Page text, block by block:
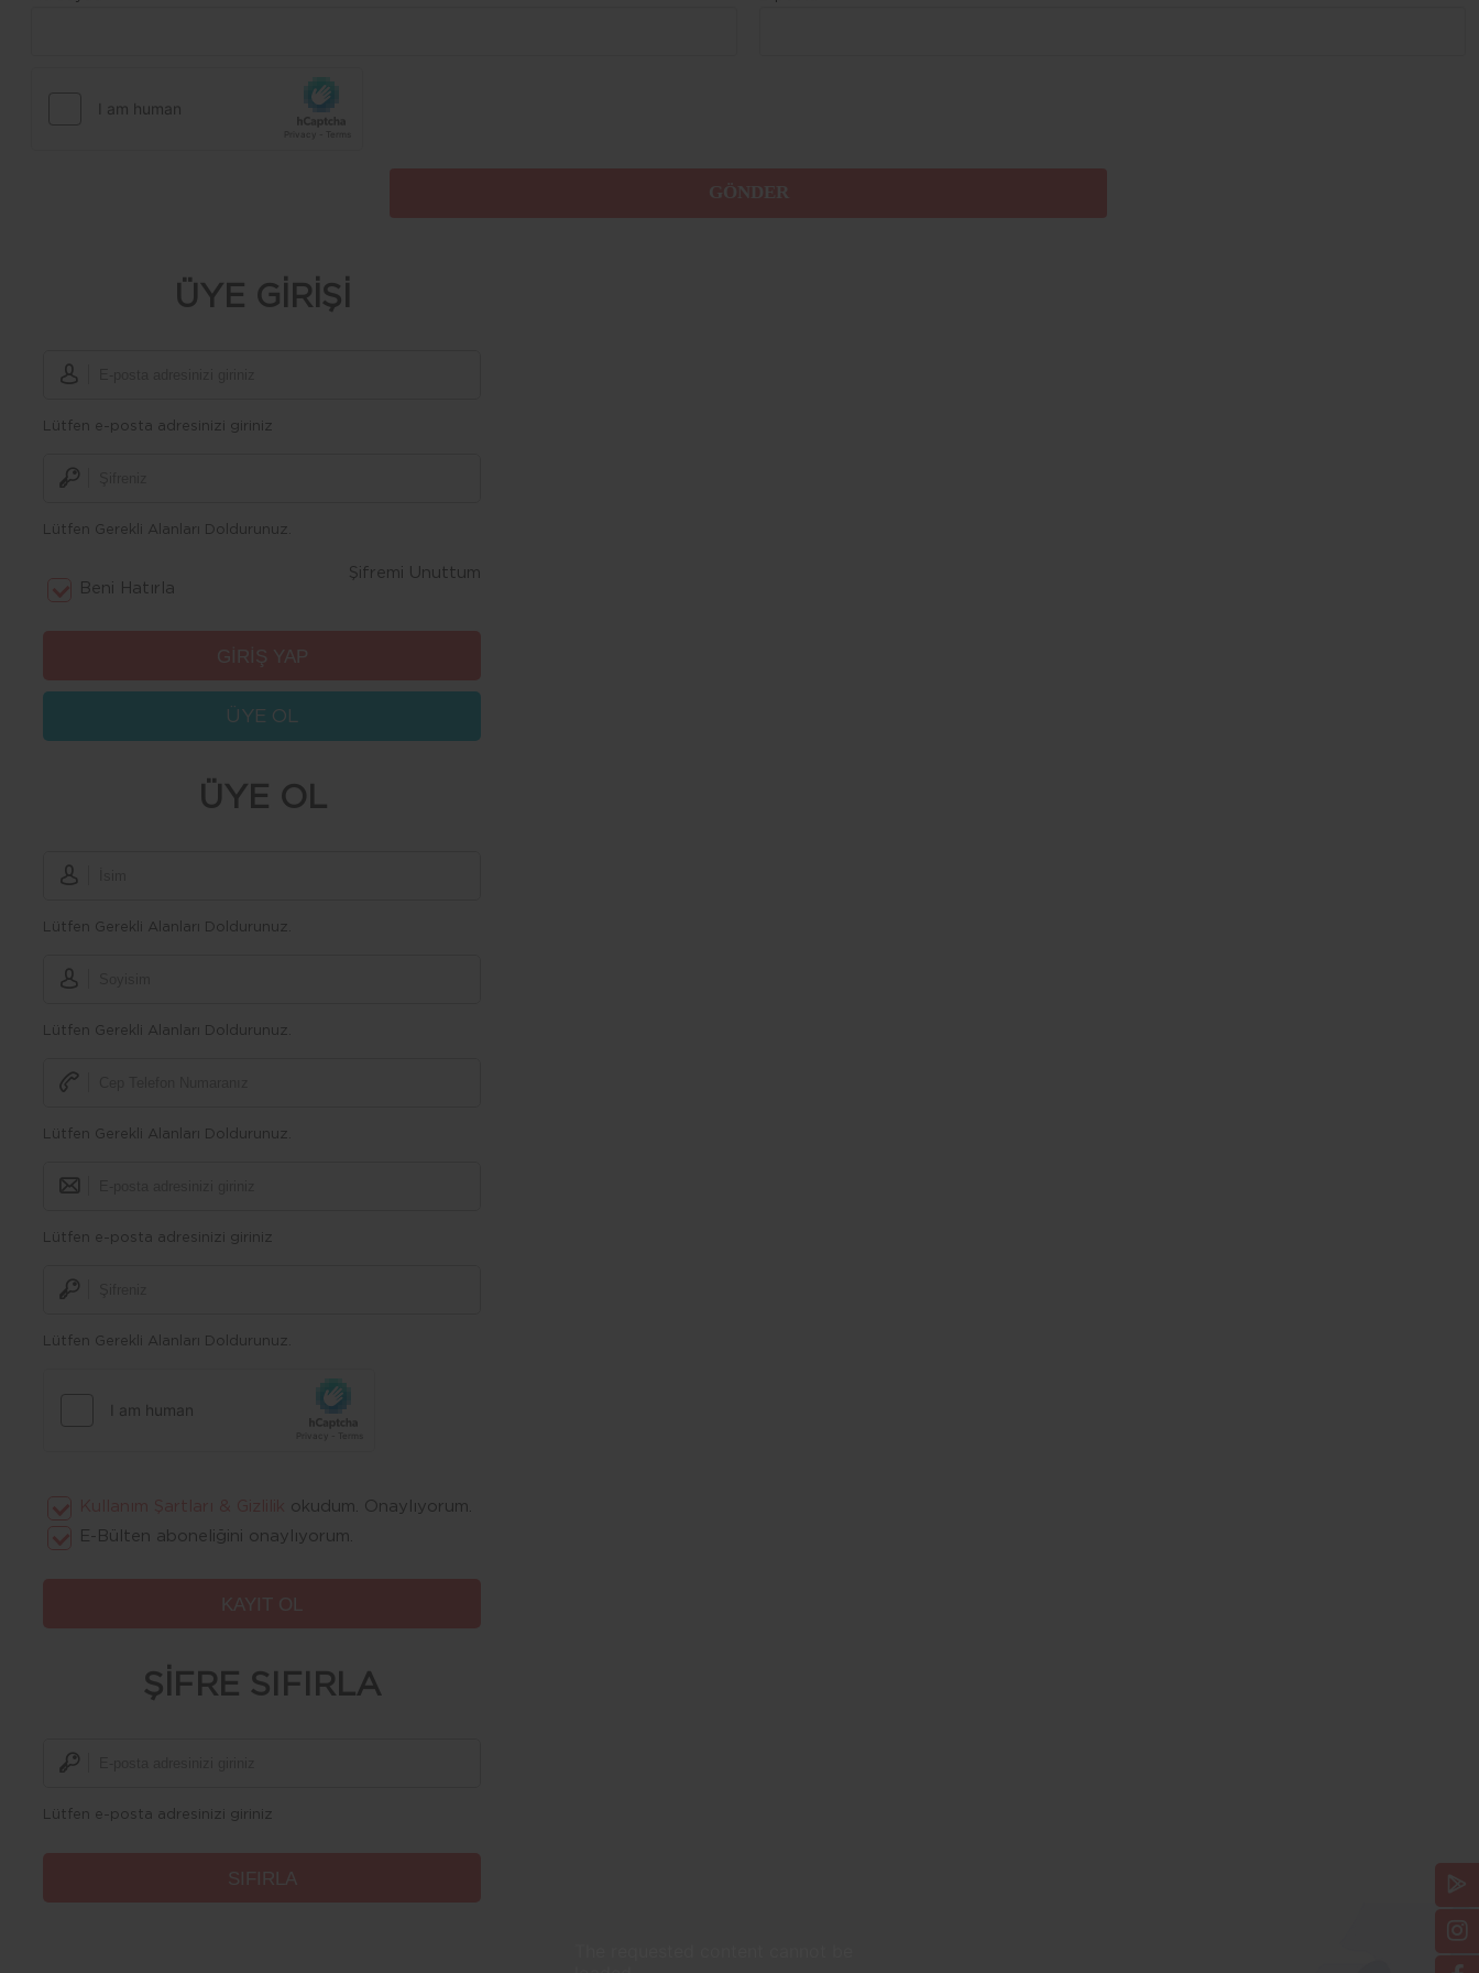
ÜYE GİRİŞİ
Lütfen e-posta adresinizi giriniz
Lütfen Gerekli Alanları Doldurunuz.
Beni Hatırla
Şifremi Unuttum
ÜYE OL
ÜYE OL
Lütfen Gerekli Alanları Doldurunuz.
Lütfen Gerekli Alanları Doldurunuz.
Lütfen Gerekli Alanları Doldurunuz.
Lütfen e-posta adresinizi giriniz
Lütfen Gerekli Alanları Doldurunuz.
okudum. Onaylıyorum.
E-Bülten aboneliğini onaylıyorum.
ŞİFRE SIFIRLA
Lütfen e-posta adresinizi giriniz